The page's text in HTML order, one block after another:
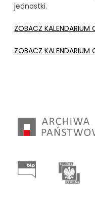
jednostki.
ZOBACZ KALENDARIUM
ZOBACZ KALENDARIUM